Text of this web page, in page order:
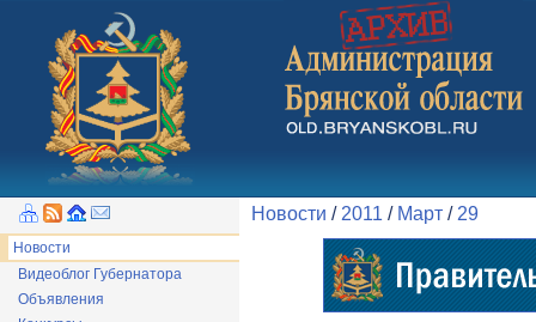
Новости
Видеоблог Губернатора
Объявления
Новости / 2011 / Март / 29